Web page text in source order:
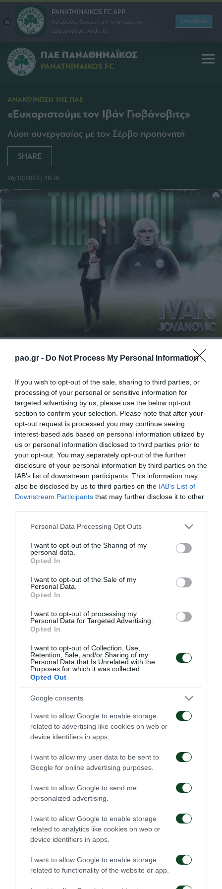
pao.gr - Do Not Process My Personal Information
If you wish to opt-out of the sale, sharing to third parties, or
processing of your personal or sensitive information for
targeted advertising by us, please use the below opt-out
section to confirm your selection. Please note that after your
opt-out request is processed you may continue seeing
interest-based ads based on personal information utilized by
us or personal information disclosed to third parties prior to
your opt-out. You may separately opt-out of the further
disclosure of your personal information by third parties on the
IAB’s list of downstream participants. This information may
also be disclosed by us to third parties on the IAB’s List of
Downstream Participants that may further disclose it to other
Please note that this website/app uses one or more Google
not limited to your visit or usage behaviour. You may click to
grant or deny consent to Google and its third-party tags to
use your data for below specified purposes in below Google
consent section.
Personal Data Processing Opt Outs
I want to opt-out of the Sharing of my
personal data.
Opted In
I want to opt-out of the Sale of my
Personal Data.
Opted In
I want to opt-out of processing my
Personal Data for Targeted Advertising.
Opted In
I want to opt-out of Collection, Use,
Retention, Sale, and/or Sharing of my
Personal Data that Is Unrelated with the
Purposes for which it was collected.
Opted Out
Google consents
I want to allow Google to enable storage
related to advertising like cookies on web or
device identifiers in apps.
I want to allow my user data to be sent to
Google for online advertising purposes.
I want to allow Google to send me
personalized advertising.
I want to allow Google to enable storage
related to analytics like cookies on web or
device identifiers in apps.
I want to allow Google to enable storage
related to functionality of the website or app.
PANATHINAIKOS FC APP
Κατεβάστε δωρεάν την ανανεωμένη
εφαρμογή για Android
Download
ΠΑΕ ΠΑΝΑΘΗΝΑΪΚΟΣ
PANATHINAIKOS FC
ΑΝΑΚΟΙΝΩΣΗ ΤΗΣ ΠΑΕ
«Ευχαριστούμε τον Ιβάν Γιοβάνοβιτς»
Λύση συνεργασίας με τον Σέρβο προπονητή
SHARE
26/12/2023 | 18:30
Η ΠΑΕ Παναθηναϊκός ανακοινώνει την ολοκλήρωση
Γιοβάνοβιτς.
Παναθηναϊκός και Γιοβάνοβιτς συμπορεύθηκαν για
2,5 χρόνια. Σε αυτό το διάστημα το Τριφύλλι έφτασε
στην κατάκτηση του Κυπέλλου το 2022 και επανήλθε
στους ομίλους ευρωπαϊκών διοργανώσεων εφέτος
με τη συμμετοχή στο Europa League. Συνολικά
καθοδήγησε σε 113 αγώνες την ομάδα, μετρώντας
64 νίκες.
Ευχαριστούμε τον Ιβάν Γιοβάνοβιτς και το επιτελείο
οδηγώντας την ομάδα σε ανοδική πορεία και
επαγγελματικής διαδρομής τους. Η πόρτα του
Παναθηναϊκού θα είναι πάντα ανοιχτή γι’ αυτόν.
ΠΑΕ
Οδηγίες προς τους
φιλάθλους για την
στο ΟΑΚΑ
05/08/2026
Η ΠΑΕ Παναθηναϊκός
υπερσύγχρονο πούλμαν
της ομάδας
03/08/2026
Τα εισιτήρια για τον
αγώνα ΤΣΣΚΑ 1948 –
Παναθηναϊκός
03/08/2026
Το πρόγραμμα της
παραμονής του αγώνα
Παναθηναϊκός – ΤΣΣΚΑ